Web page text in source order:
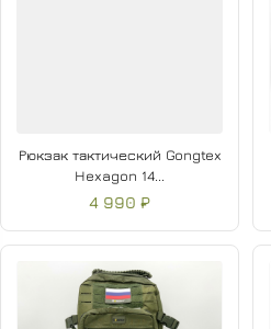
Рюкзак тактический Gongtex
Hexagon 14...
4 990 ₽